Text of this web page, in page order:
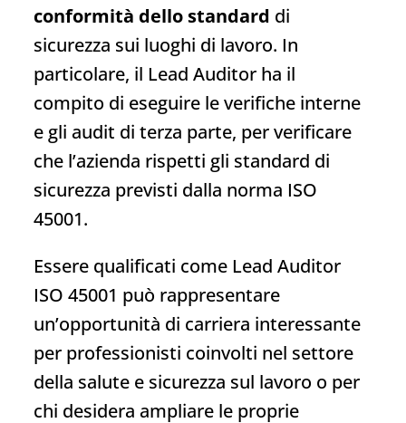
conformità dello standard di
sicurezza sui luoghi di lavoro. In
particolare, il Lead Auditor ha il
compito di eseguire le verifiche interne
e gli audit di terza parte, per verificare
che l’azienda rispetti gli standard di
sicurezza previsti dalla norma ISO
45001.
Essere qualificati come Lead Auditor
ISO 45001 può rappresentare
un’opportunità di carriera interessante
per professionisti coinvolti nel settore
della salute e sicurezza sul lavoro o per
chi desidera ampliare le proprie